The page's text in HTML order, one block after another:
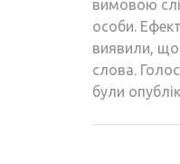
вимовою
особи.
виявили, що
слова.
були